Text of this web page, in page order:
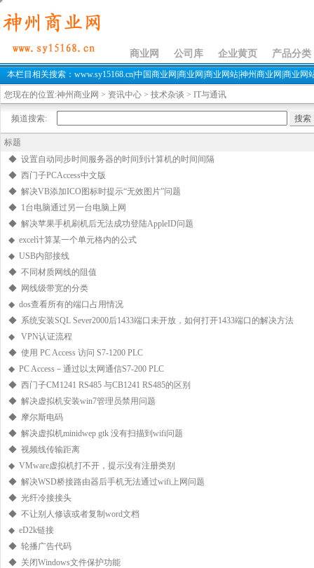
商业网 公司库 企业黄页 产品分类
本栏目相关搜索：www.sy15168.cn|中国商业网|商业网|商业网站|神州商业网|商业网
您现在的位置:神州商业网 > 资讯中心 > 技术杂谈 > IT与通讯
频道搜索:
标题
◆ 设置自动同步时间服务器的时间到计算机的时间间隔
◆ 西门子PCAccess中文版
◆ 解决VB添加ICO图标时提示“无效图片”问题
◆ 1台电脑通过另一台电脑上网
◆ 解决苹果手机刷机后无法成功登陆AppleID问题
◆ excel计算某一个单元格内的公式
◆ USB内部接线
◆ 不同材质网线的阻值
◆ 网线级带宽的分类
◆ dos查看所有的端口占用情况
◆ 系统安装SQL Sever2000后1433端口未开放，如何打开1433端口的解决方法
◆ VPN认证流程
◆ 使用 PC Access 访问 S7-1200 PLC
◆ PC Access－通过以太网通信S7-200 PLC
◆ 西门子CM1241 RS485 与CB1241 RS485的区别
◆ 解决虚拟机安装win7管理员禁用问题
◆ 摩尔斯电码
◆ 解决虚拟机minidwep gtk 没有扫描到wifi问题
◆ 视频线传输距离
◆ VMware虚拟机打不开，提示没有注册类别
◆ 解决WSD桥接路由器后手机无法通过wifi上网问题
◆ 光纤冷接接头
◆ 不让别人修该或者复制word文档
◆ eD2k链接
◆ 轮播广告代码
◆ 关闭Windows文件保护功能